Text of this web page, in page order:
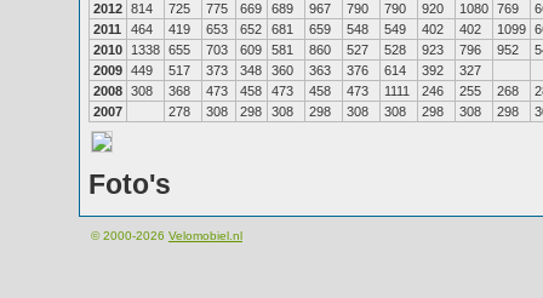
2012 814 725 775 669 689 967 790 790 920 1080 769
2011
464 419 653 652 681 659 548 549 402 402 1099
2010
1338 655 703 609 581 860 527 528 923 796 952
2009 449 517 373 348 360 363 376 614 392
327
2008 308 368 473 458 473 458 473 1111 246 255 268
2007
278 308 298 308 298 308 308 298 308 298
Foto's
© 2000-2026 Velomobiel.nl